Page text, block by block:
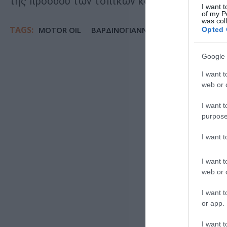
I want
of my
was
Opted
Google
I want
web or
I want
I want
I want
web or
I want
or app.
I want
TAGS: MOTOR OIL ΒΑΡΔΙΝΟΓΙΑΝΝΕΙΟ ΙΔΡΥΜΑ